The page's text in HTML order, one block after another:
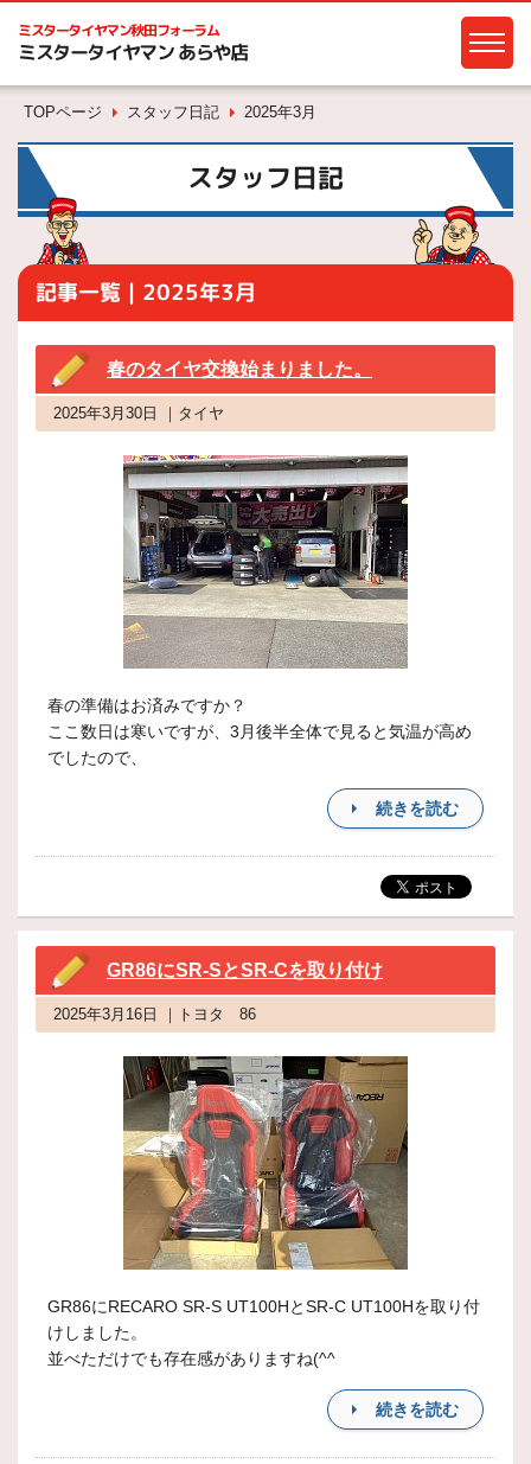
ミスタータイヤマン秋田フォーラム
ミスタータイヤマン あらや店
TOPページ スタッフ日記 2025年3月
スタッフ日記
記事一覧｜2025年3月
春のタイヤ交換始まりました。
2025年3月30日 ｜タイヤ
春の準備はお済みですか？
ここ数日は寒いですが、3月後半全体で見ると気温が高め
でしたので、
続きを読む
GR86にSR-SとSR-Cを取り付け
2025年3月16日 ｜トヨタ 86
GR86にRECARO SR-S UT100HとSR-C UT100Hを取り付
けしました。
並べただけでも存在感がありますね(^^
続きを読む